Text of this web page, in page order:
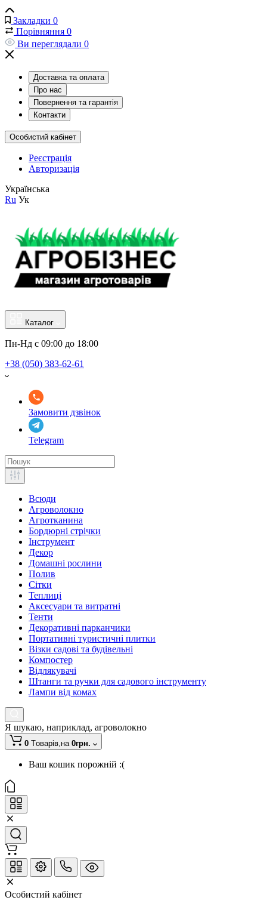
Закладки 0
Порівняння 0
Ви переглядали 0
Доставка та оплата
Про нас
Повернення та гарантія
Контакти
Особистий кабінет
Реєстрація
Авторизація
Українська
Ru Ук
Каталог
Пн-Нд с 09:00 до 18:00
+38 (050) 383-62-61
Замовити дзвінок
Telegram
Всюди
Агроволокно
Агротканина
Бордюрні стрічки
Інструмент
Декор
Домашні рослини
Полив
Сітки
Теплиці
Аксесуари та витратні
Тенти
Декоративні парканчики
Портативні туристичні плитки
Візки садові та будівельні
Компостер
Відлякувачі
Штанги та ручки для садового інструменту
Лампи від комах
Я шукаю, наприклад, агроволокно
0 Tоварів,на 0грн.
Ваш кошик порожній :(
Особистий кабінет